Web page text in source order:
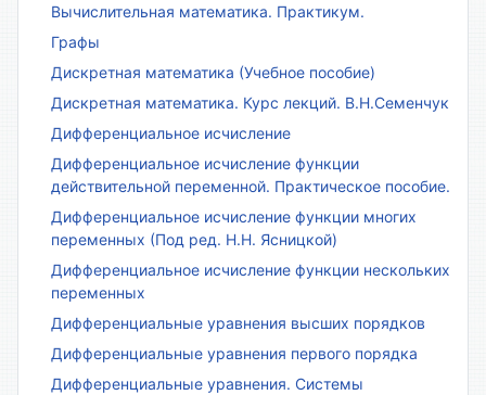
Вычислительная математика. Практикум.
Графы
Дискретная математика (Учебное пособие)
Дискретная математика. Курс лекций. В.Н.Семенчук
Дифференциальное исчисление
Дифференциальное исчисление функции
действительной переменной. Практическое пособие.
Дифференциальное исчисление функции многих
переменных (Под ред. Н.Н. Ясницкой)
Дифференциальное исчисление функции нескольких
переменных
Дифференциальные уравнения высших порядков
Дифференциальные уравнения первого порядка
Дифференциальные уравнения. Системы